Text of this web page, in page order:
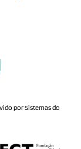
porSistemas do